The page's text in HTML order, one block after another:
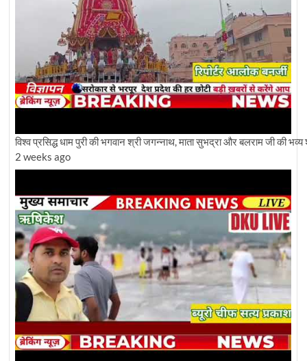
विश्व प्रसिद्ध धाम पुरी की भगवान श्री जगन्नाथ, माता सुभद्रा और बलराम जी की भव्य
2 weeks ago